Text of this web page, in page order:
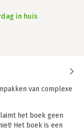
in huis
van complexe
het boek geen
Het boek is een